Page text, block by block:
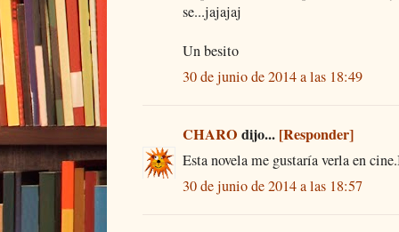
se...jajajaj
Un besito
30 de junio de 2014 a las 18:49
CHARO dijo... [Responder]
Esta novela me gustaría verla en
30 de junio de 2014 a las 18:57